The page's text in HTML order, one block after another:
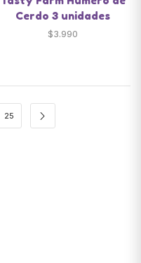
Cerdo 3 unidades
$3.990
25